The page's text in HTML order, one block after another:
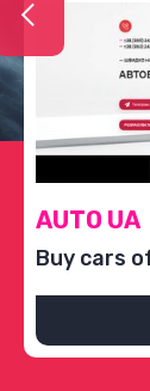
AUTO UA
Buy cars